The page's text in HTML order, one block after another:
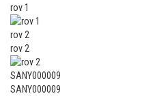
rov 1
rov 2
rov 2
SANY000009
SANY000009